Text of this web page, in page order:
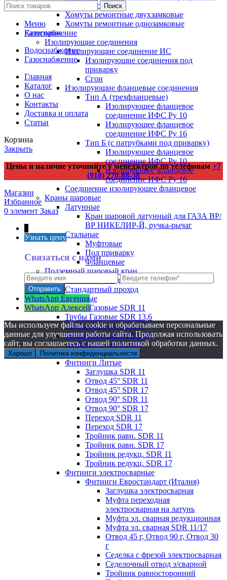
Хомуты ремонтные
Хомуты ремонтные двухзамковые
Хомуты ремонтные однозамковые
Газоснабжение
Изолирующие соединения
Изолирующие соединение ИС
Изолирующие соединения под
приварку
Сгон
Изолирующие фланцевые соединения
Тип А (трехфланцевые)
Изолирующее фланцевое
соединение ИФС Ру 10
Изолирующее фланцевое
соединение ИФС Ру 16
Тип Б (с патрубками под приварку)
Изолирующее фланцевое
соединение ИФС Ру 10
Изолирующее фланцевое
соединение ИФС Ру 16
Соединение изолирующее фланцевое
Краны шаровые
Латунные
Кран шаровой латунный для ГАЗА ВР/
ВР НИКЕЛИР-Й, ручка-рычаг
Стальные
Муфтовые
Под приварку
Фланцевые
Подземный шаровый кран
Полный проход
Стандартный проход
Трубы Газовые
Трубы Газовые SDR 11
Трубы Газовые SDR 13,6
Трубы Газовые SDR 17
Трубы Газовые SDR 17,6
Трубы Газовые SDR 9
Фитинг ПЭ
Фитинги Литые
Заглушка SDR 11
Отвод 45° SDR 11
Отвод 45° SDR 17
Отвод 90° SDR 11
Отвод 90° SDR 17
Переход SDR 11
Переход SDR 17
Тройник равн. SDR 11
Тройник равн. SDR 17
Тройник редукц. SDR 11
Тройник редукц. SDR 17
Фитинги электросварные
Фитинги Евростандарт (Италия)
Заглушка электросварная
Муфта переходная
электросварная на латунь
Муфта эл. cварная редукционная
Муфта эл. сварная SDR 11/17
Отвод 45 г, Отвод 90 г, Отвод 30
г
Седелка с фрезой электросварная
Седелочный отвод э/сварной
Тройник равносторонний
Поиск
Меню
Категории
Водоснабжение
Газоснабжение
Главная
Каталог
О нас
Контакты
Доставка и оплата
Статьи
Корзина
Закрыть
Цены и наличие уточняйте у менеджеров по телефонам +7
(918) 270-88-38
Магазин
Избранное
0 элемент Заказ
Узнать цену
Связаться с нами
WhatsApp Евгения
WhatsApp Алексей
Мы используем файлы cookie и обрабатываем персональные
данные для улучшения работы сайта. Продолжая использовать
сайт, вы соглашаетесь с нашей политикой обработки данных.
Хорошо Политика конфиденциальности